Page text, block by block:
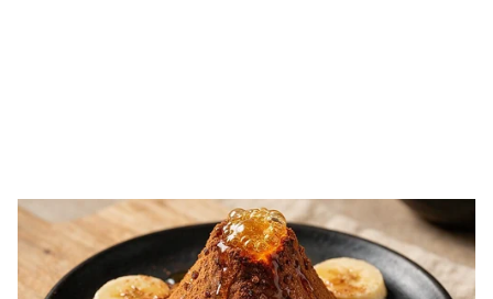
সফলতা লাভ করতে পারবেন না। কর্মক্ষেত্রে আজ
আপনাকে প্রচুর হিংসার মুখে পড়তে হবে। বিজ্ঞান
চর্চার ক্ষেত্রে সময়টা খুব উপযুক্ত। মহিলাদের জন্য